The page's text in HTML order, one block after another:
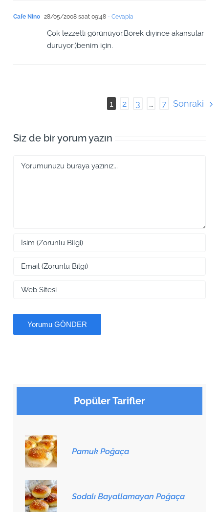
Cafe Nino 28/05/2008 saat 09:48- Cevapla
Çok lezzetli görünüyor.Börek diyince akansular
duruyor:)benim için.
1 2 3 … 7 Sonraki
Siz de bir yorum yazın
Popüler Tarifler
Pamuk Poğaça
Sodalı Bayatlamayan Poğaça